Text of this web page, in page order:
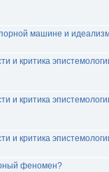
машине и
и критика
и критика
и критика
феномен?